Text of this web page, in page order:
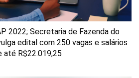
2022; Secretaria de Fazenda do
edital com 250 vagas e salários
até R$22.019,25